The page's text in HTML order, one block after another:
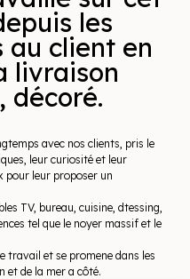
les
au client en
livraison
décoré.
avec nos clients, pris le
leur curiosité et leur
pour leur proposer un
TV, bureau, cuisine, dtessing,
tel que le noyer massif et le
travail et se promene dans les
et de la mer a côté.